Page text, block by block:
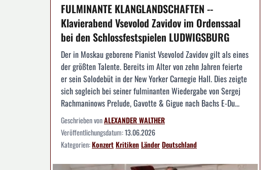
FULMINANTE KLANGLANDSCHAFTEN --
Klavierabend Vsevolod Zavidov im Ordenssaal
bei den Schlossfestspielen LUDWIGSBURG
Der in Moskau geborene Pianist Vsevolod Zavidov gilt als eines
der größten Talente. Bereits im Alter von zehn Jahren feierte
er sein Solodebüt in der New Yorker Carnegie Hall. Dies zeigte
sich sogleich bei seiner fulminanten Wiedergabe von Sergej
Rachmaninows Prelude, Gavotte & Gigue nach Bachs E-Du...
Geschrieben vonALEXANDER WALTHER
Veröffentlichungsdatum:13.06.2026
Kategorien:KonzertKritikenLänderDeutschland